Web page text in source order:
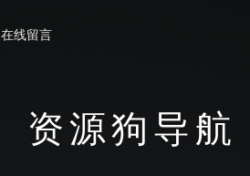
在线留言
资源狗导航